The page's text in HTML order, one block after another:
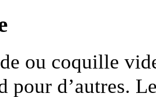
ou coquille
pour d’autres.